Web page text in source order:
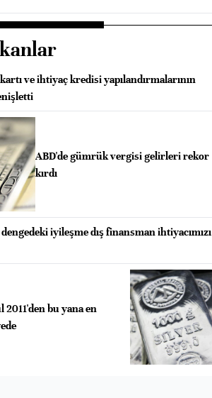
ve ihtiyaç kredisi yapılandırmalarının
ABD'de gümrük vergisi gelirleri rekor
kırdı
iyileşme dış finansman ihtiyacımızı
2011'den bu yana en